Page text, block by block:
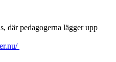
där pedagogerna lägger upp